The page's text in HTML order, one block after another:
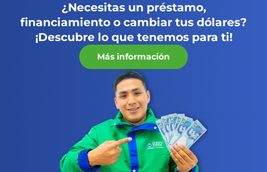
¿Necesitas un préstamo,
financiamiento o cambiar tus dólares?
¡Descubre lo que tenemos para ti!
Más información